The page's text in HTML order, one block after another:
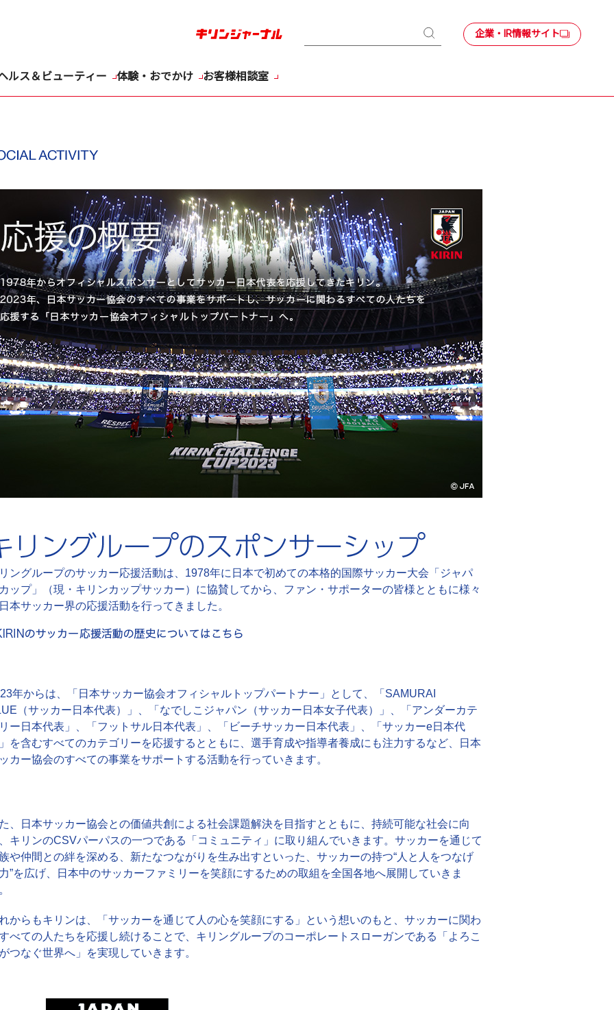
検
企業・IR情報サイト
ルス＆ビューティー 体験・おでかけ お客様相談室
ングループのサッカー応援活動は、1978年に日本で初めての本格的国際サッカー大会「ジャパ
ップ」（現・キリンカップサッカー）に協賛してから、ファン・サポーターの皆様とともに様々
本サッカー界の応援活動を行ってきました。
年からは、「日本サッカー協会オフィシャルトップパートナー」として、「SAMURAI
（サッカー日本代表）」、「なでしこジャパン（サッカー日本女子代表）」、「アンダーカテ
ー日本代表」、「フットサル日本代表」、「ビーチサッカー日本代表」、「サッカーe日本代
を含むすべてのカテゴリーを応援するとともに、選手育成や指導者養成にも注力するなど、日本
カー協会のすべての事業をサポートする活動を行っていきます。
、日本サッカー協会との価値共創による社会課題解決を目指すとともに、持続可能な社会に向
キリンのCSVパーパスの一つである「コミュニティ」に取り組んでいきます。サッカーを通じて
や仲間との絆を深める、新たなつながりを生み出すといった、サッカーの持つ“人と人をつなげ
”を広げ、日本中のサッカーファミリーを笑顔にするための取組を全国各地へ展開していきま
からもキリンは、「サッカーを通じて人の心を笑顔にする」という想いのもと、サッカーに関わ
べての人たちを応援し続けることで、キリングループのコーポレートスローガンである「よろこ
つなぐ世界へ」を実現していきます。